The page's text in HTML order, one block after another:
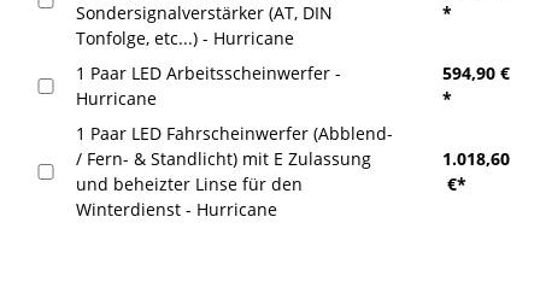
Sondersignalverstärker (AT, DIN
Tonfolge, etc...) - Hurricane
*
1 Paar LED Arbeitsscheinwerfer -
Hurricane
594,90 €
*
1 Paar LED Fahrscheinwerfer (Abblend-
/ Fern- & Standlicht) mit E Zulassung
und beheizter Linse für den
Winterdienst - Hurricane
1.018,60
€*